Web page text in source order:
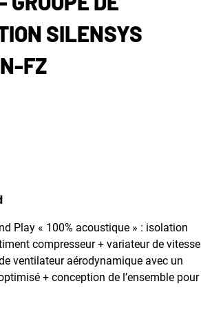
SILENSYS
FZ
Play « 100% acoustique » : isolation
compresseur + variateur de vitesse
ventilateur aérodynamique avec un
+ conception de l’ensemble pour